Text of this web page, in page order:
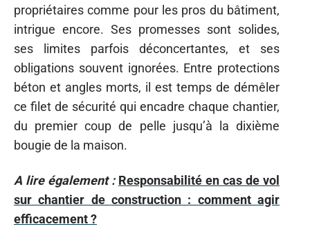
propriétaires comme pour les pros du bâtiment,
intrigue encore. Ses promesses sont solides,
ses limites parfois déconcertantes, et ses
obligations souvent ignorées. Entre protections
béton et angles morts, il est temps de démêler
ce filet de sécurité qui encadre chaque chantier,
du premier coup de pelle jusqu’à la dixième
bougie de la maison.
A lire également : Responsabilité en cas de vol
sur chantier de construction : comment agir
efficacement ?